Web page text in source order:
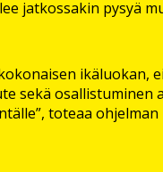
jatkossakin pysyä
ikäluokan,
sekä osallistuminen
toteaa